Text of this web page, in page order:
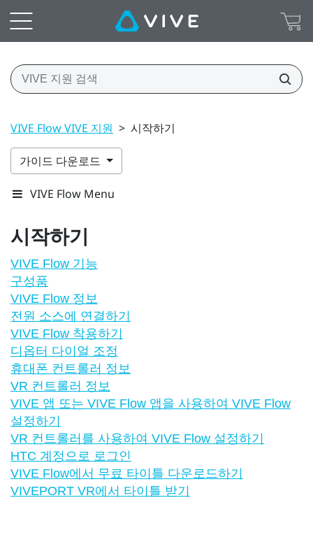
VIVE Flow VIVE 지원 > 시작하기
가이드 다운로드
VIVE Flow Menu
시작하기
VIVE Flow 기능
구성품
VIVE Flow 정보
전원 소스에 연결하기
VIVE Flow 착용하기
디옵터 다이얼 조정
휴대폰 컨트롤러 정보
VR 컨트롤러 정보
VIVE 앱 또는 VIVE Flow 앱을 사용하여 VIVE Flow
설정하기
VR 컨트롤러를 사용하여 VIVE Flow 설정하기
HTC 계정으로 로그인
VIVE Flow에서 무료 타이틀 다운로드하기
VIVEPORT VR에서 타이틀 받기